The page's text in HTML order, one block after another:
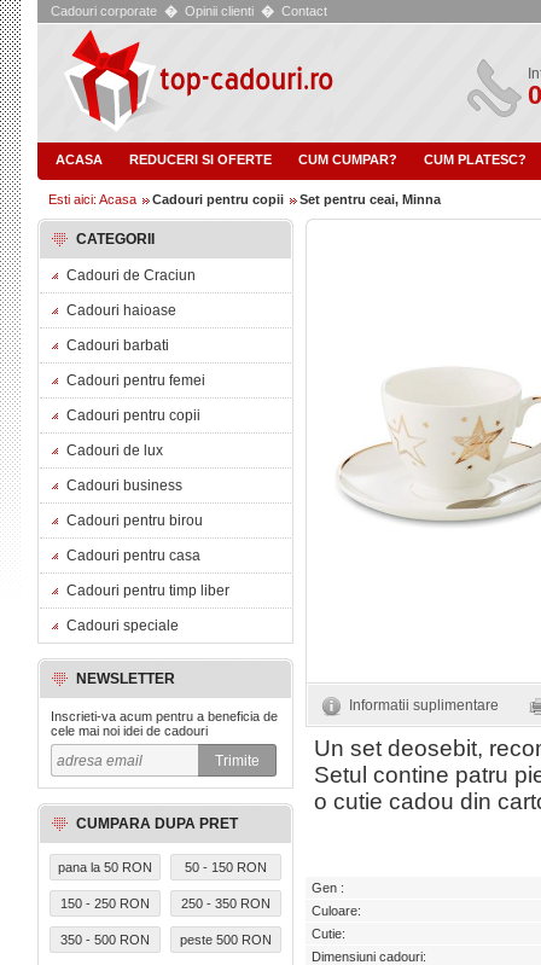
Cadouri corporate � Opinii clienti � Contact
ACASA REDUCERI SI OFERTE CUM CUMPAR? CUM PLATESC?
Esti aici: Acasa Cadouri pentru copii Set pentru ceai, Minna
CATEGORII
Cadouri de Craciun
Cadouri haioase
Cadouri barbati
Cadouri pentru femei
Cadouri pentru copii
Cadouri de lux
Cadouri business
Cadouri pentru birou
Cadouri pentru casa
Cadouri pentru timp liber
Cadouri speciale
NEWSLETTER
Inscrieti-va acum pentru a beneficia de
cele mai noi idei de cadouri
CUMPARA DUPA PRET
pana la 50 RON 50 - 150 RON
150 - 250 RON 250 - 350 RON
350 - 500 RON peste 500 RON
Informatii suplimentare
Un set deosebit,
Setul contine patru
o cutie cadou din
Gen :
Culoare:
Cutie:
Dimensiuni cadouri: